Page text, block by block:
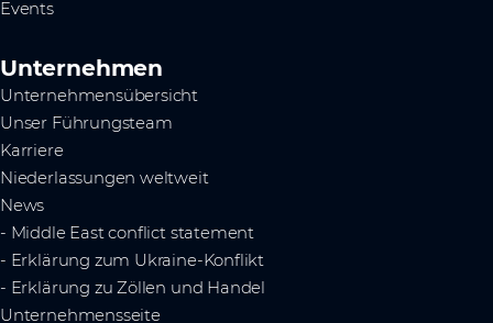
Events
Unternehmen
Unternehmensübersicht
Unser Führungsteam
Karriere
Niederlassungen weltweit
News
- Middle East conflict statement
- Erklärung zum Ukraine-Konflikt
- Erklärung zu Zöllen und Handel
Unternehmensseite